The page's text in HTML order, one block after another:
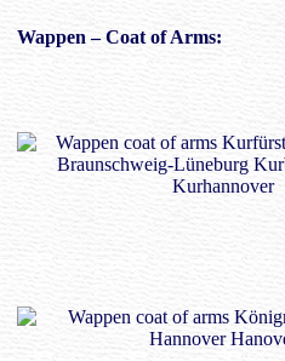
Wappen – Coat of Arms: